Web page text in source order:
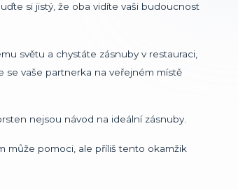
si jistý, že oba vidíte vaši budoucnost
světu a chystáte zásnuby v restauraci,
se vaše partnerka na veřejném místě
nejsou návod na ideální zásnuby.
může pomoci, ale příliš tento okamžik